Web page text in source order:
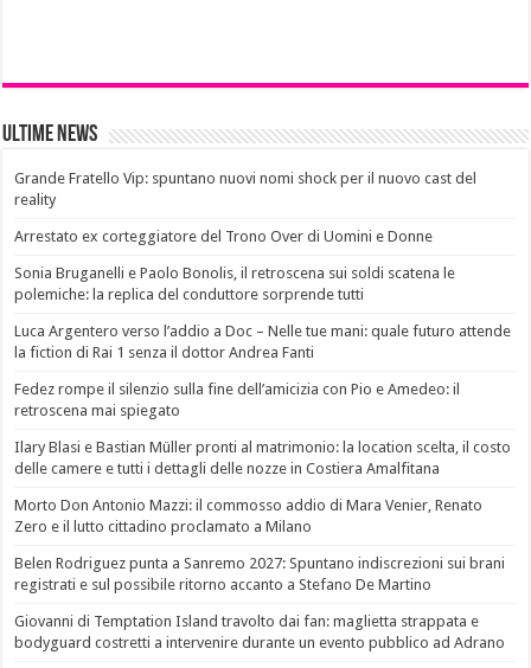
Ultime News
Grande Fratello Vip: spuntano nuovi nomi shock per il nuovo cast del
reality
Arrestato ex corteggiatore del Trono Over di Uomini e Donne
Sonia Bruganelli e Paolo Bonolis, il retroscena sui soldi scatena le
polemiche: la replica del conduttore sorprende tutti
Luca Argentero verso l’addio a Doc – Nelle tue mani: quale futuro attende
la fiction di Rai 1 senza il dottor Andrea Fanti
Fedez rompe il silenzio sulla fine dell’amicizia con Pio e Amedeo: il
retroscena mai spiegato
Ilary Blasi e Bastian Müller pronti al matrimonio: la location scelta, il costo
delle camere e tutti i dettagli delle nozze in Costiera Amalfitana
Morto Don Antonio Mazzi: il commosso addio di Mara Venier, Renato
Zero e il lutto cittadino proclamato a Milano
Belen Rodriguez punta a Sanremo 2027: Spuntano indiscrezioni sui brani
registrati e sul possibile ritorno accanto a Stefano De Martino
Giovanni di Temptation Island travolto dai fan: maglietta strappata e
bodyguard costretti a intervenire durante un evento pubblico ad Adrano